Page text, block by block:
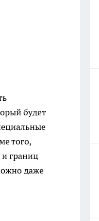
будет
того,
и границ
даже